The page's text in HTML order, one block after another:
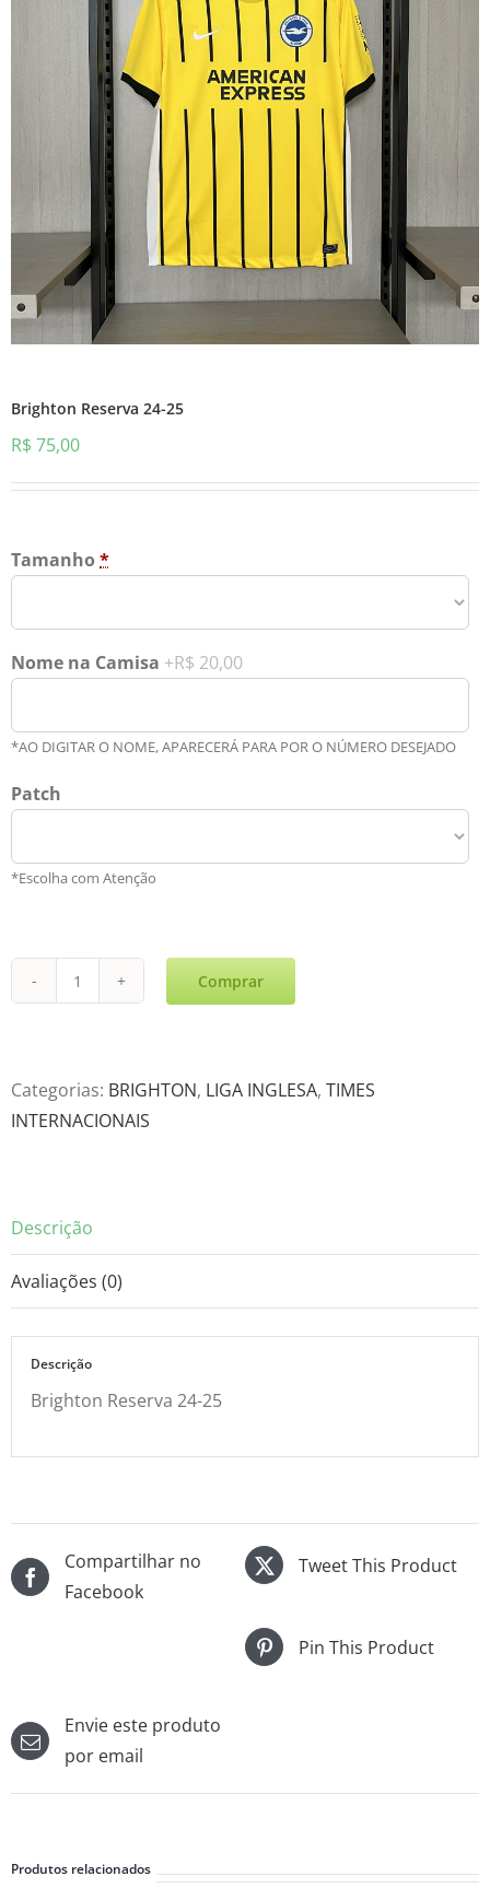
Brighton Reserva 24-25
R$ 75,00
Tamanho *
Nome na Camisa +R$ 20,00
*AO DIGITAR O NOME, APARECERÁ PARA POR O NÚMERO DESEJADO
Patch
*Escolha com Atenção
Brighton
25
quantidade
Comprar
Categorias: BRIGHTON, LIGA INGLESA, TIMES
INTERNACIONAIS
Descrição
Avaliações (0)
Descrição
Brighton Reserva 24-25
Compartilhar no
Facebook
Tweet This Product
Pin This Product
Envie este produto
por email
Produtos relacionados